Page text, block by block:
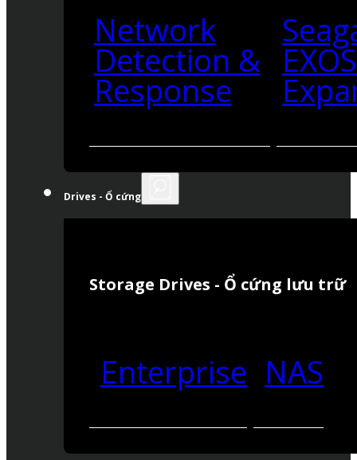
Network
Detection &
Response
EXOS
Drives - Ổ cứng
Storage Drives - Ổ cứng lưu trữ
Enterprise NAS